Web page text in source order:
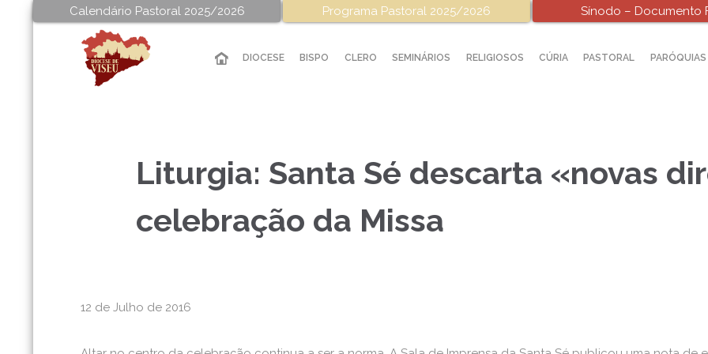
Calendário Pastoral 2025/2026 Programa Pastoral 2025/2026 Sínodo – Documento
DIOCESE BISPO CLERO SEMINÁRIOS RELIGIOSOS CÚRIA PASTORAL PARÓQUIAS
Liturgia: Santa Sé descarta «novas
celebração da Missa
12 de Julho de 2016